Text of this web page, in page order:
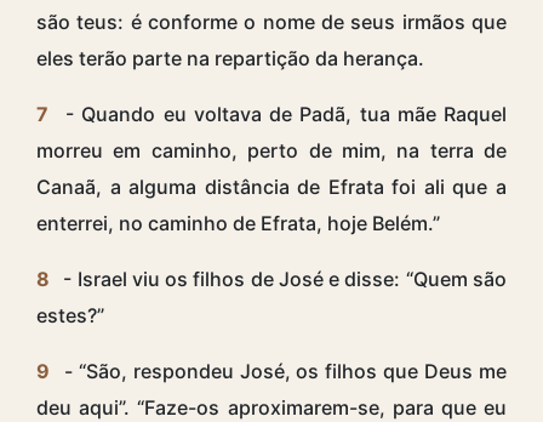
são teus: é conforme o nome de seus irmãos que
eles terão parte na repartição da herança.
7
- Quando eu voltava de Padã, tua mãe Raquel
morreu em caminho, perto de mim, na terra de
Canaã, a alguma distância de Efrata foi ali que a
enterrei, no caminho de Efrata, hoje Belém.”
8
- Israel viu os filhos de José e disse: “Quem são
estes?”
9
- “São, respondeu José, os filhos que Deus me
deu aqui”. “Faze-os aproximarem-se, para que eu